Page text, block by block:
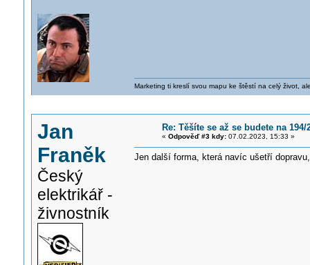
Marketing ti kreslí svou mapu ke štěstí na celý život,
Jan
Franěk
Český
elektrikář -
živnostník
Re: Těšíte se až se budete na
« Odpověď #3 kdy:07.02.2023, 15:33 »
Jen další forma, která navíc ušetří